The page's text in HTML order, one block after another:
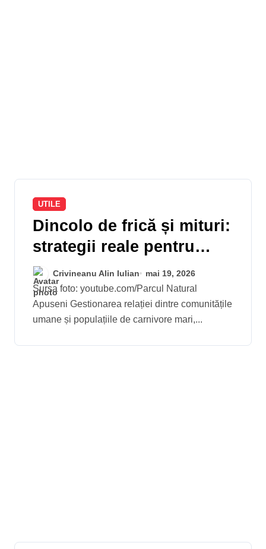
UTILE
Dincolo de frică și mituri:
strategii reale pentru
coexistența pașnică și
gestionarea conflictelor
dintre comunitățile locale
și carnivorele mari
Crivineanu Alin Iulian mai 19, 2026
Sursa foto: youtube.com/Parcul Natural
Apuseni Gestionarea relației dintre comunitățile
umane și populațiile de carnivore mari,...